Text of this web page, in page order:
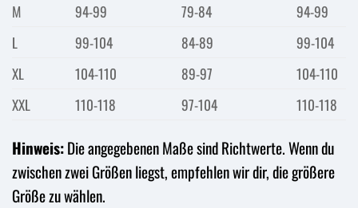
M
94-99 79-84
94-99
L
99-104 84-89
99-104
XL
104-110 89-97
104-110
XXL
110-118 97-104 110-118
Hinweis:Die angegebenen Maße sind Richtwerte. Wenn du
zwischen zwei Größen liegst, empfehlen wir dir, die größere
Größe zu wählen.